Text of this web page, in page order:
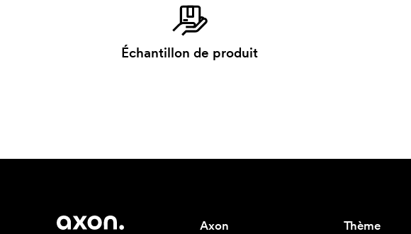
Échantillon de produit
Axon
Thème